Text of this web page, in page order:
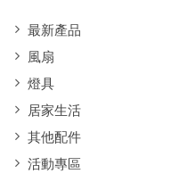
最新產品
風扇
燈具
居家生活
其他配件
活動專區